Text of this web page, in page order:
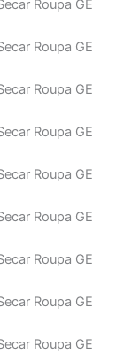
Roupa GE
Roupa GE
Roupa GE
Roupa GE
Roupa GE
Roupa GE
Roupa GE
Roupa GE
Roupa GE